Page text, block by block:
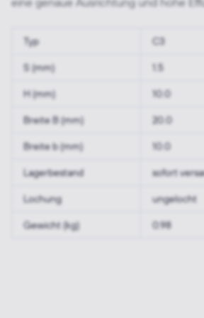
Typ C3
S (mm) 1.5
H (mm) 10.0
Breite B (mm) 20.0
Breite b (mm) 10.0
Lagerbestand sofort
Lochung ungelocht
Gewicht (kg) 0.98